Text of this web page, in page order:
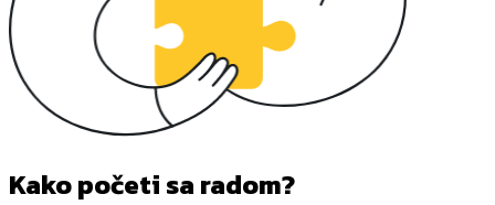
Kako početi sa radom?